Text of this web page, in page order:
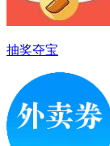
抽奖夺宝